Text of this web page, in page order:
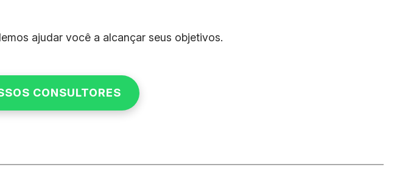
ajudar você a alcançar seus objetivos.